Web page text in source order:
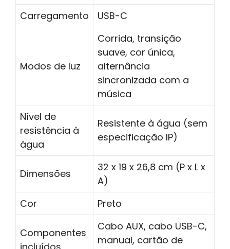
Carregamento
USB-C
Modos de luz
Corrida, transição
suave, cor única,
alternância
sincronizada com a
música
Nível de
resistência à
água
Resistente à água (sem
especificação IP)
Dimensões
32 x 19 x 26,8 cm (P x L x
A)
Cor
Preto
Componentes
Cabo AUX, cabo USB-C,
manual, cartão de